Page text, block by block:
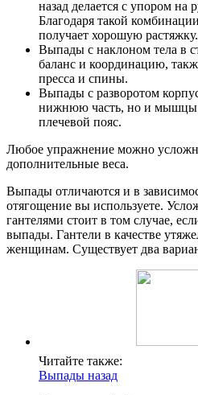
назад делается с упором на
Благодаря такой
получает хорошую растяжку.
Выпады с наклоном тела в
баланс и координацию,
пресса и спины.
Выпады с разворотом
нижнюю часть, но и мышцы
плечевой пояс.
Любое упражнение можно
дополнительные веса.
Выпады отличаются и в
отягощение вы используете.
гантелями стоит в том случае,
выпады. Гантели в качестве
женщинам. Существует два
Читайте также:
Выпады назад